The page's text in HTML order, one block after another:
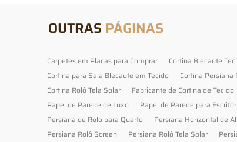
OUTRAS PÁGINAS
Carpetes em Placas para Comprar Cortina Blecaute
Cortina para Sala Blecaute em Tecido
Cortina Persiana
Cortina Rolô Tela Solar
Fabricante de Cortina de Tecido
Papel de Parede de Luxo
Papel de Parede para
Persiana de Rolo para Quarto
Persiana Horizontal de
Persiana Rolô Screen
Persiana Rolô Tela Solar